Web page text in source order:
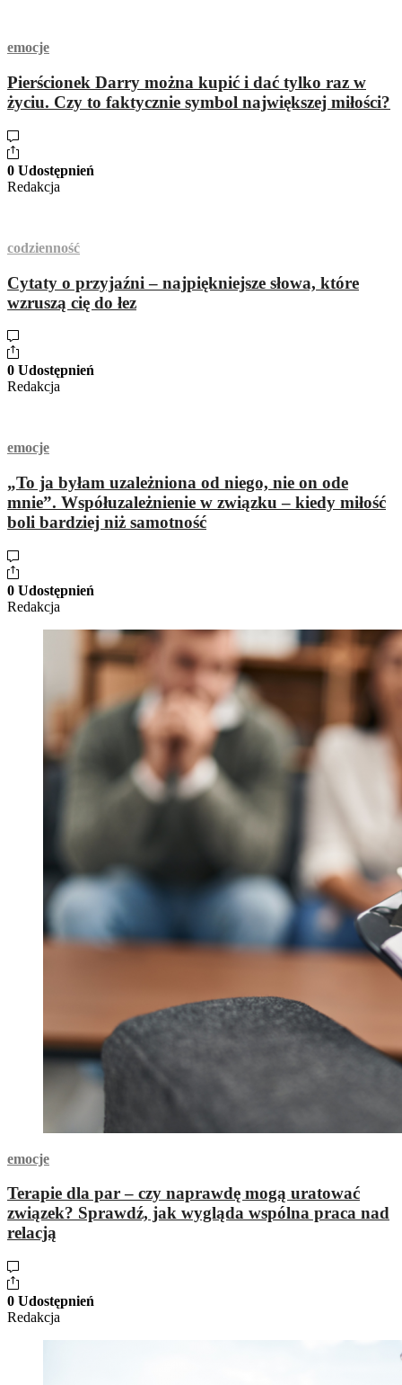
emocje
Pierścionek Darry można kupić i dać tylko raz w
życiu. Czy to faktycznie symbol największej miłości?
0 Udostępnień
Redakcja
codzienność
Cytaty o przyjaźni – najpiękniejsze słowa, które
wzruszą cię do łez
0 Udostępnień
Redakcja
emocje
„To ja byłam uzależniona od niego, nie on ode
mnie”. Współuzależnienie w związku – kiedy miłość
boli bardziej niż samotność
0 Udostępnień
Redakcja
emocje
Terapie dla par – czy naprawdę mogą uratować
związek? Sprawdź, jak wygląda wspólna praca nad
relacją
0 Udostępnień
Redakcja